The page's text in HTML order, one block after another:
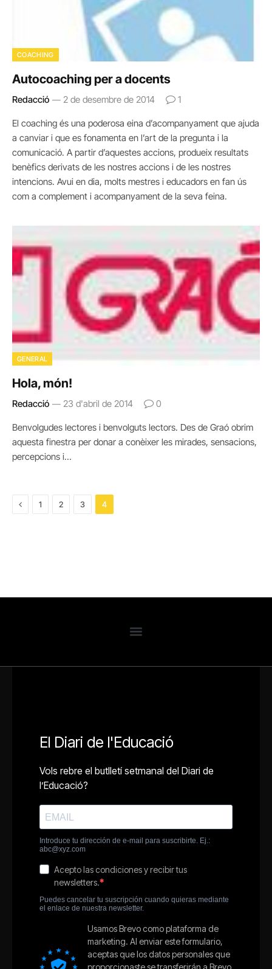
COACHING
Autocoaching per a docents
Redacció 2 de desembre de 2014 1
El coaching és una poderosa eina d’acompanyament que ajuda
a canviar i que es fonamenta en l’art de la pregunta i la
comunicació. A partir d’aquestes accions, produeix resultats
benèfics derivats de les nostres accions i de les nostres
intencions. Avui en dia, molts mestres i educadors en fan ús
com a complement i acompanyament de la seva feina.
GENERAL
Hola, món!
Redacció 23 d'abril de 2014 0
Benvolgudes lectores i benvolguts lectors. Des de Graó obrim
aquesta finestra per donar a conèixer les mirades, sensacions,
percepcions i…
Previous
1 2 3 4